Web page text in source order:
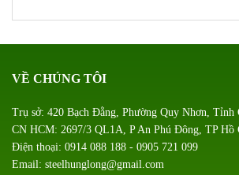
VỀ CHÚNG TÔI
Trụ sở: 420 Bạch Đằng, Phường Quy Nhơn, Tỉnh
CN HCM: 2697/3 QL1A, P An Phú Đông, TP Hồ
Điện thoại: 0914 088 188 - 0905 721 099
Email: steelhunglong@gmail.com